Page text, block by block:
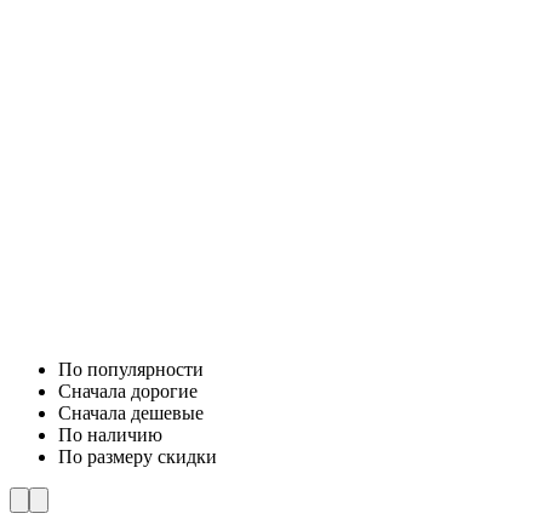
По популярности
Cначала дорогие
Cначала дешевые
По наличию
По размеру скидки